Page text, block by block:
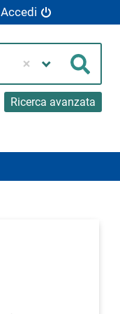
Accedi
Cerca
Ricerca avanzata